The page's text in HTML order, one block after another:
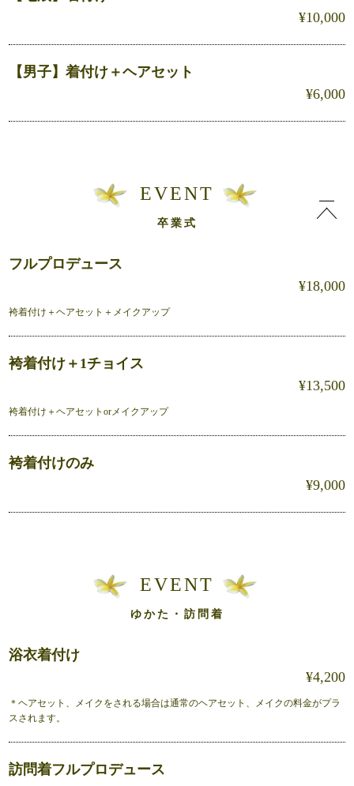
¥10,000
【男子】着付け＋ヘアセット
¥6,000
EVENT
卒業式
フルプロデュース
¥18,000
袴着付け＋ヘアセット＋メイクアップ
袴着付け＋1チョイス
¥13,500
袴着付け＋ヘアセットorメイクアップ
袴着付けのみ
¥9,000
EVENT
ゆかた・訪問着
浴衣着付け
¥4,200
＊ヘアセット、メイクをされる場合は通常のヘアセット、メイクの料金がプラ
スされます。
訪問着フルプロデュース